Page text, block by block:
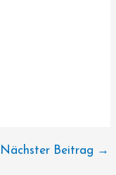
Nächster Beitrag →